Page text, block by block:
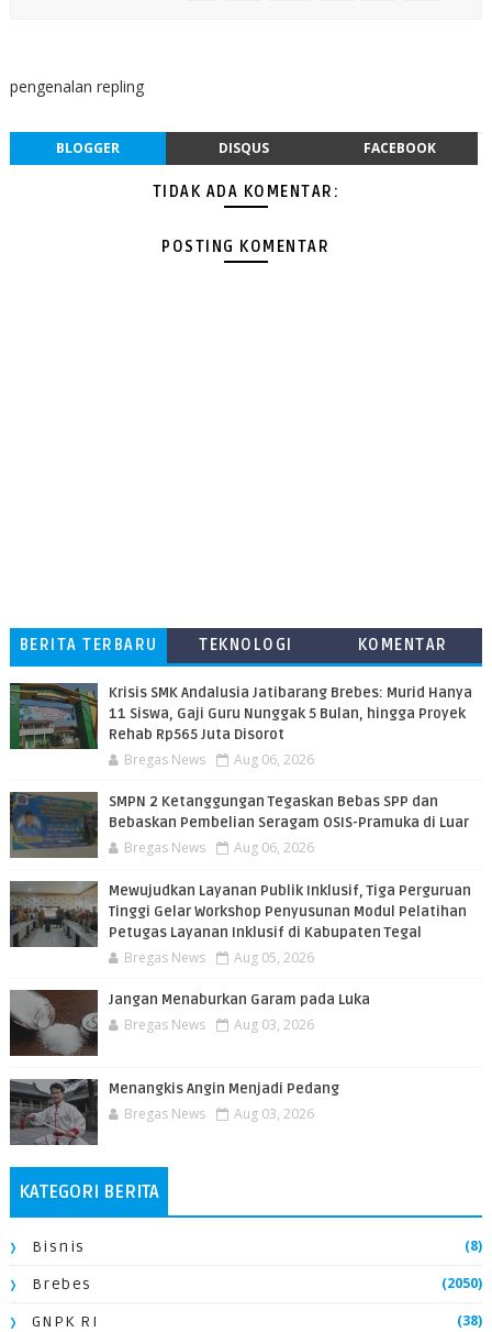
pengenalan repling
BLOGGER DISQUS FACEBOOK
TIDAK ADA KOMENTAR:
POSTING KOMENTAR
BERITA TERBARU TEKNOLOGI
KOMENTAR
Krisis SMK Andalusia Jatibarang Brebes: Murid Hanya
11 Siswa, Gaji Guru Nunggak 5 Bulan, hingga Proyek
Rehab Rp565 Juta Disorot
Bregas News Aug 06, 2026
SMPN 2 Ketanggungan Tegaskan Bebas SPP dan
Bebaskan Pembelian Seragam OSIS-Pramuka di Luar
Bregas News Aug 06, 2026
​Mewujudkan Layanan Publik Inklusif, Tiga Perguruan
Tinggi Gelar Workshop Penyusunan Modul Pelatihan
Petugas Layanan Inklusif di Kabupaten Tegal
Bregas News Aug 05, 2026
Jangan Menaburkan Garam pada Luka
Bregas News Aug 03, 2026
Menangkis Angin Menjadi Pedang
Bregas News Aug 03, 2026
KATEGORI BERITA
Bisnis (8)
Brebes (2050)
GNPK RI (38)